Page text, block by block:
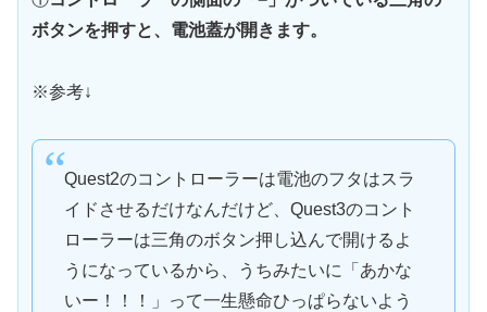
ボタンを押すと、電池蓋が開きます。
※参考↓
Quest2のコントローラーは電池のフタはスラ
イドさせるだけなんだけど、Quest3のコント
ローラーは三角のボタン押し込んで開けるよ
うになっているから、うちみたいに「あかな
いー！！！」って一生懸命ひっぱらないよう